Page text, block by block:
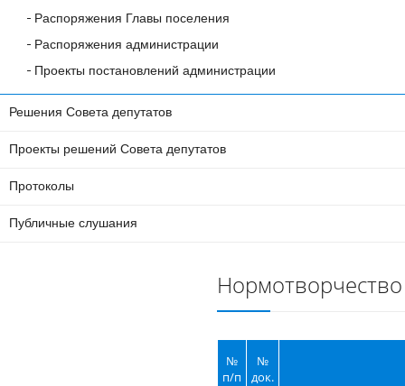
Распоряжения Главы поселения
Распоряжения администрации
Проекты постановлений администрации
Решения Совета депутатов
Проекты решений Совета депутатов
Протоколы
Публичные слушания
№
п/п
№
док.